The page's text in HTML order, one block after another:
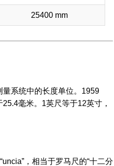
25400 mm
系统中的长度单位。1959
毫米。1英尺等于12英寸，
，相当于罗马尺的“十二分